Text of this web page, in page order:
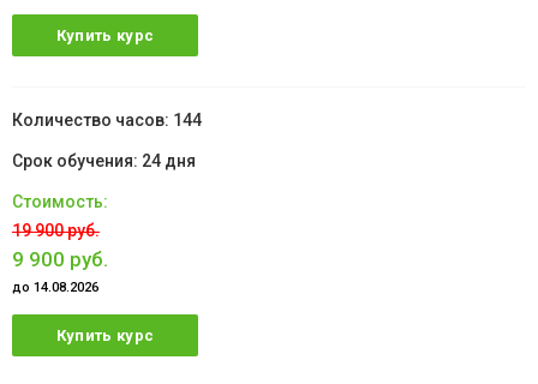
Купить курс
144
24 дня
19 900 руб.
9 900 руб.
до 14.08.2026
Купить курс